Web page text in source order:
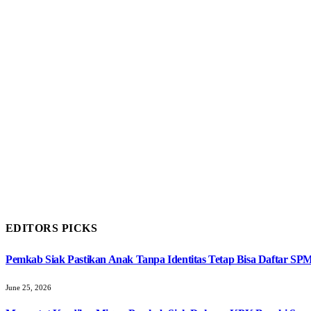
EDITORS PICKS
Pemkab Siak Pastikan Anak Tanpa Identitas Tetap Bisa Daftar
June 25, 2026